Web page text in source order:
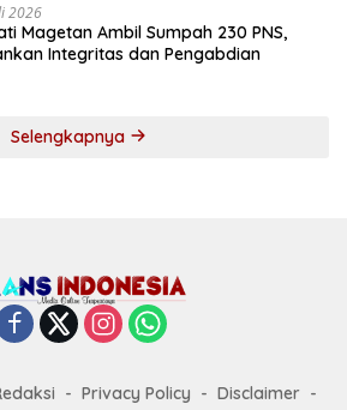
2026
Magetan Ambil Sumpah 230 PNS,
Integritas dan Pengabdian
Selengkapnya
Privacy Policy
Disclaimer